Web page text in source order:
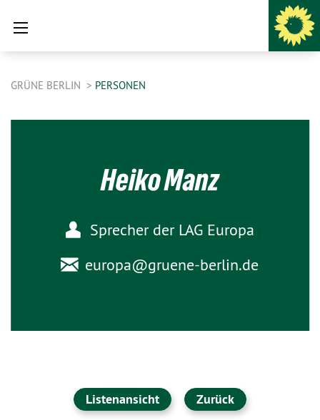
GRÜNE BERLIN PERSONEN
Heiko Manz
Sprecher der LAG Europa
europa@gruene-berlin.de
Listenansicht Zurück